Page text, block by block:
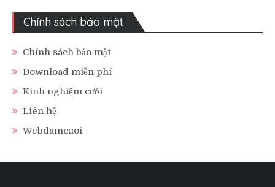
Chính sách bảo mật
Chính sách bảo mật
Download miễn phí
Kinh nghiệm cưới
Liên hệ
Webdamcuoi